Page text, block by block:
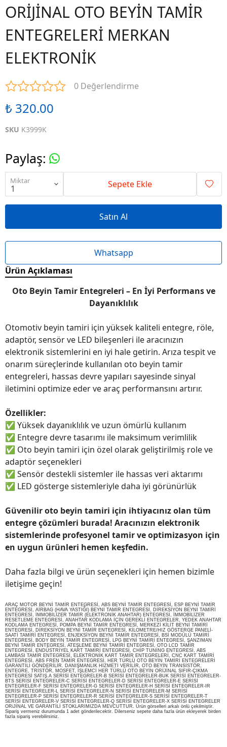
ORİJİNAL OTO BEYİN TAMİR
ENTEGRELERİ MERKAN
ELEKTRONİK
0 Değerlendirme
₺ 320.00
SKU K3999K
Paylaş:
Miktar Sepete Ekle
Satın Al
Whatsapp
Ürün Açıklaması
Oto Beyin Tamir Entegreleri – En İyi Performans ve
Dayanıklılık
Otomotiv beyin tamiri için yüksek kaliteli entegre, röle,
adaptör, sensör ve LED bileşenleri ile aracınızın
elektronik sistemlerini en iyi hale getirin. Arıza tespit ve
onarım süreçlerinde kullanılan oto beyin tamir
entegreleri, hassas devre yapıları sayesinde sinyal
iletimini optimize eder ve araç performansını artırır.
Özellikler:
✅ Yüksek dayanıklılık ve uzun ömürlü kullanım
✅ Entegre devre tasarımı ile maksimum verimlilik
✅ Oto beyin tamiri için özel olarak geliştirilmiş role ve
adaptör seçenekleri
✅ Sensör destekli sistemler ile hassas veri aktarımı
✅ LED gösterge sistemleriyle daha iyi görünürlük
Güvenilir oto beyin tamiri için ihtiyacınız olan tüm
entegre çözümleri burada! Aracınızın elektronik
sistemlerinde profesyonel tamir ve optimizasyon için
en uygun ürünleri hemen keşfedin.
Daha fazla bilgi ve ürün seçenekleri için hemen bizimle
iletişime geçin!
ARAÇ MOTOR BEYNİ TAMİR ENTEGRESİ, ABS BEYNİ TAMİR ENTEGRESİ, ESP BEYNİ TAMİR
ENTEGRESİ, AİRBAG (HAVA YASTIĞI) BEYNİ TAMİR ENTEGRESİ, DİREKSİYON BEYNİ TAMİRİ
ENTEGRESİ, İMMOBİLİZER TAMİR (ELEKTRONİK ANAHTAR) ENTEGRESİ, İMMOBİLİZER
RESETLEME ENTEGRESİ, ANAHTAR KODLAMA İÇİN GEREKLİ ENTEGRELER, YEDEK ANAHTAR
KODLAMA ENTEGRESİ, POMPA BEYNİ TAMİR ENTEGRESİ, MERKEZİ KİLİT BEYNİ TAMİRİ
ENTEGRESİ, DİREKSİYON BEYNİ TAMİR ENTEGRESİ, KİLOMETRE/HIZ GÖSTERGE PANELİ-
SAATİ TAMİRİ ENTEGRESİ, ENJEKSİYON BEYNİ TAMİR ENTEGRESİ, BSİ MODÜLÜ TAMİRİ
ENTEGRESİ, BODY BEYİN TAMİR ENTEGRESİ, LPG BEYNİ TAMİRİ ENTEGRESİ, ŞANZIMAN
BEYNİ TAMİR ENTEGRESİ, ATEŞLEME BEYNİ TAMİRİ ENTEGRESİ, OTO LCD TAMİR
ENTEGRESİ, ENDÜSTRİYEL KART TAMİRİ ENTEGRESİ, CHİP TUNİNG ENTEGRESİ, ABS
LAMBASI TAMİR ENTEGRESİ, ELEKTRONİK KART TAMİR ENTEGRELERİ, CNC KART TAMİRİ
ENTEGRESİ, ABS FREN TAMİR ENTEGRESİ, HER TÜRLÜ OTO BEYİN TAMİRİ ENTEGRELERİ
GARANTİLİ GÖNDERİLİR. DANIŞMANLIK HİZMETİ VERİLİR, OTO BEYİN TRANSİSTÖR,
ENTEGRE, TRİSTÖR, MOSFET, İŞLEMCİ HER TÜRLÜ OTO BEYİN ORİJİNAL SIFIR-ÇIKMA
ENTEGRESİ SATIŞ.A SERİSİ ENTEGRELER-B SERİSİ ENTEGRELER-BUK SERİSİ ENTEGRELER-
BTS SERİSİ ENTEGRELER-C SERİSİ ENTEGRELER-D SERİSİ ENTEGRELER-E SERİSİ
ENTEGRELER-F SERİSİ ENTEGRELER-G SERİSİ ENTEGRELER-H SERİSİ ENTEGRELER-IR
SERİSİ ENTEGRELER-L SERİSİ ENTEGRELER-N SERİSİ ENTEGRELER-M SERİSİ
ENTEGRELER-P SERİSİ ENTEGRELER-R SERİSİ ENTEGRELER-S SERİSİ ENTEGRELER-T
SERİSİ ENTEGRELER-V SERİSİ ENTEGRELER-Q SERİSİ ENTEGRELER-X SERİSİ ENTEGRELER
ORiJİNAL VE GARANTİLİ STOKLARIMIZDA MEVCUTTUR. Ürün görselleri arkalı önlü çekilmiştir.
Sipariş vermeniz durumunda 1 adet gönderilecektir. Dilerseniz sepete daha fazla ürün ekleyerek birden
fazla sipariş verebilirsiniz.